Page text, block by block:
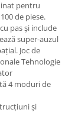
pentru
de piese.
pas și include
super-auzul
Joc de
Tehnologie
4 moduri de
și